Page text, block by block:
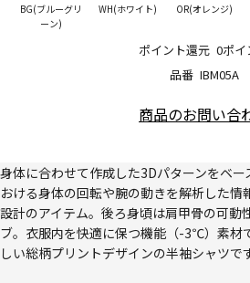
品番 IBM05A
ポイント還元 0ポイ
BG(ブルーグリ
ーン)
WH(ホワイト) OR(オレンジ)
商品のお問い合
身体に合わせて作成した3Dパターンをベ
おける身体の回転や腕の動きを解析した情
設計のアイテム。後ろ身頃は肩甲骨の可動
ブ。衣服内を快適に保つ機能（-3℃）素材
しい総柄プリントデザインの半袖シャツです